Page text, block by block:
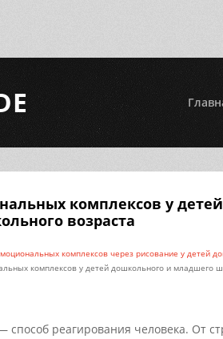
комплексов у
возраста
комплексов через рисование у детей
комплексов у детей дошкольного и младшего
реагирования человека. От